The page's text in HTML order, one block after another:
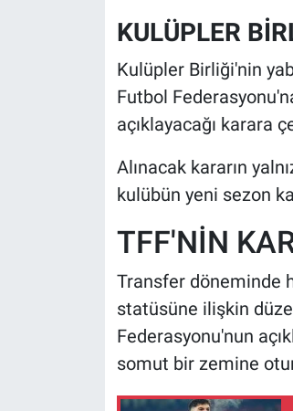
KULÜPLER
Kulüpler Birliği'nin
Futbol
açıklayacağı karara
Alınacak kararın
kulübün yeni sezon
TFF'NİN
Transfer döneminde
statüsüne ilişkin
Federasyonu'nun
somut bir zemine